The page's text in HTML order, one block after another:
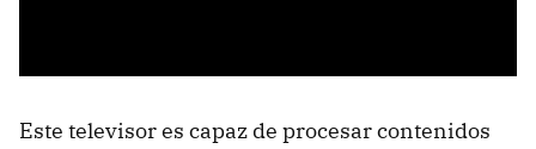
Este televisor es capaz de procesar contenidos